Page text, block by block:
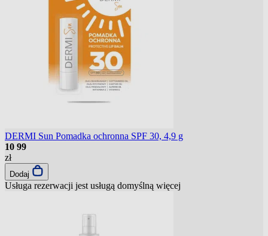
DERMI Sun Pomadka ochronna SPF 30, 4,9 g
10 99
zł
Dodaj
Usługa rezerwacji jest usługą domyślną więcej